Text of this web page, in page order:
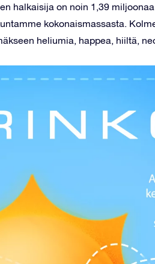
halkaisija on noin 1,39
kokonaismassasta.
heliumia, happea, hiiltä,